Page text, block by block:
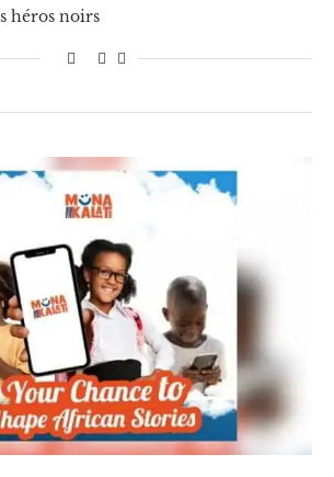
héros noirs